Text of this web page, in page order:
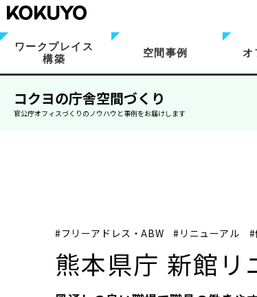
ワークプレイス
構築
空間事例 オ
コクヨの庁舎空間づくり
官公庁オフィスづくりのノウハウと事例をお届けします
#フリーアドレス・ABW #リニューアル
熊本県庁 新館リ